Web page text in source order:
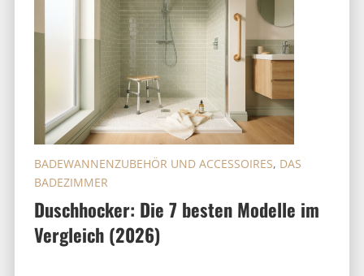
Duschhocker: Die 7 besten Modelle im
Vergleich (2026)
BADEWANNENZUBEHÖR UND ACCESSOIRES, DAS
BADEZIMMER